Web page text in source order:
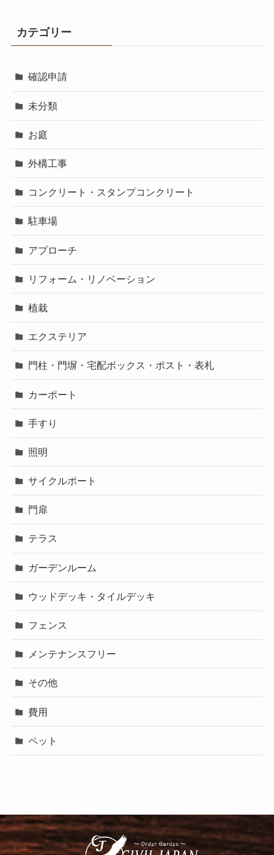
カテゴリー
確認申請
未分類
お庭
外構工事
コンクリート・スタンプコンクリート
駐車場
アプローチ
リフォーム・リノベーション
植栽
エクステリア
門柱・門塀・宅配ボックス・ポスト・表札
カーポート
手すり
照明
サイクルポート
門扉
テラス
ガーデンルーム
ウッドデッキ・タイルデッキ
フェンス
メンテナンスフリー
その他
費用
ペット